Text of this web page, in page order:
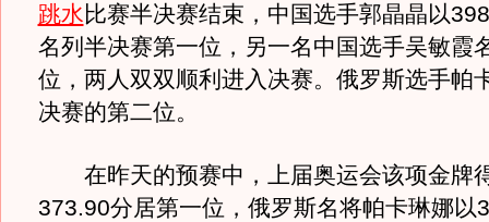
跳水比赛半决赛结束，中国选手郭晶晶以
名列半决赛第一位，另一名中国选手吴敏霞
位，两人双双顺利进入决赛。俄罗斯选手帕
决赛的第二位。
在昨天的预赛中，上届奥运会该项金牌
373.90分居第一位，俄罗斯名将帕卡琳娜以